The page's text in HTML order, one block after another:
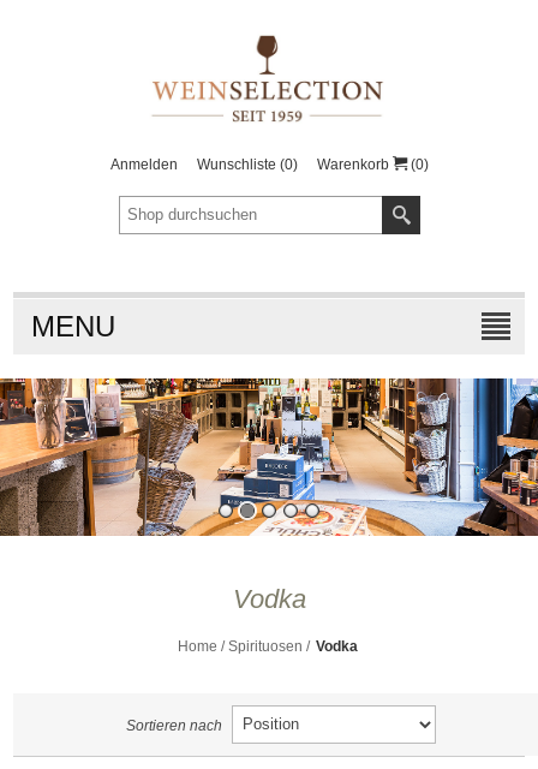
Anmelden Wunschliste (0) Warenkorb (0)
MENU
Vodka
Home / Spirituosen / Vodka
Sortieren nach